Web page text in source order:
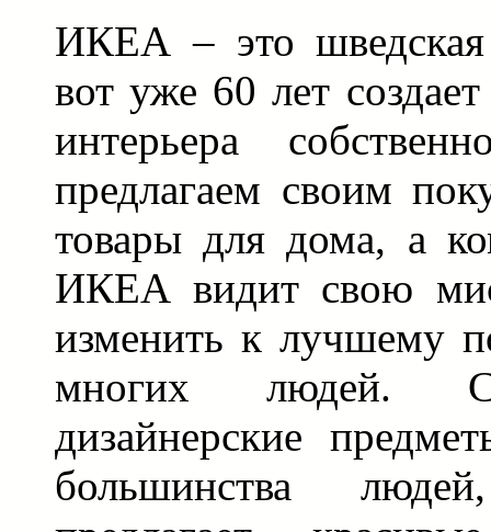
ИКЕА – это шведская
вот уже 60 лет
интерьера
предлагаем своим
товары для дома, а
ИКЕА видит свою
изменить к лучшему
многих людей.
дизайнерские
большинства